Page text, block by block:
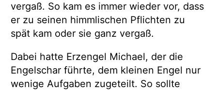
vergaß. So kam es immer wieder vor, dass
er zu seinen himmlischen Pflichten zu
spät kam oder sie ganz vergaß.
Dabei hatte Erzengel Michael, der die
Engelschar führte, dem kleinen Engel nur
wenige Aufgaben zugeteilt. So sollte